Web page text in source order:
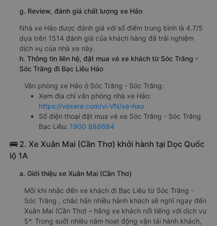
g. Review, đánh giá chất lượng xe Hảo
Nhà xe Hảo được đánh giá với số điểm trung bình là 4.7/5
dựa trên 1514 đánh giá của khách hàng đã trải nghiệm
dịch vụ của nhà xe này.
h. Thông tin liên hệ, đặt mua vé xe khách từ Sóc Trăng -
Sóc Trăng đi Bạc Liêu Hảo
Văn phòng xe Hảo ở Sóc Trăng - Sóc Trăng:
Xem địa chỉ văn phòng nhà xe Hảo:
https://vexere.com/vi-VN/xe-hao
Số điện thoại đặt mua vé xe Sóc Trăng - Sóc Trăng
Bạc Liêu: 1900 888684
🚌 2. Xe Xuân Mai (Cần Thơ) khởi hành tại Dọc Quốc
lộ 1A
a. Giới thiệu xe Xuân Mai (Cần Thơ)
Mỗi khi nhắc đến xe khách đi Bạc Liêu từ Sóc Trăng -
Sóc Trăng , chắc hẳn nhiều hành khách sẽ nghĩ ngay đến
Xuân Mai (Cần Thơ) – hãng xe khách nổi tiếng với dịch vụ
5*. Trong suốt nhiều năm hoạt động vận tải hành khách,